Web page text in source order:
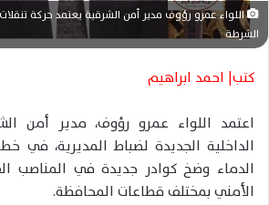
و
ن
ا
اللواء عمرو رؤوف مدير أمن الشرقية يعتمد حركة
الشرطة
كتب| احمد ابراهيم
اعتمد اللواء عمرو رؤوف، مدير أمن
الداخلية الجديدة لضباط المديرية، في
الدماء وضخ كوادر جديدة في المناصب
الأمني بمختلف قطاعات المحافظة.